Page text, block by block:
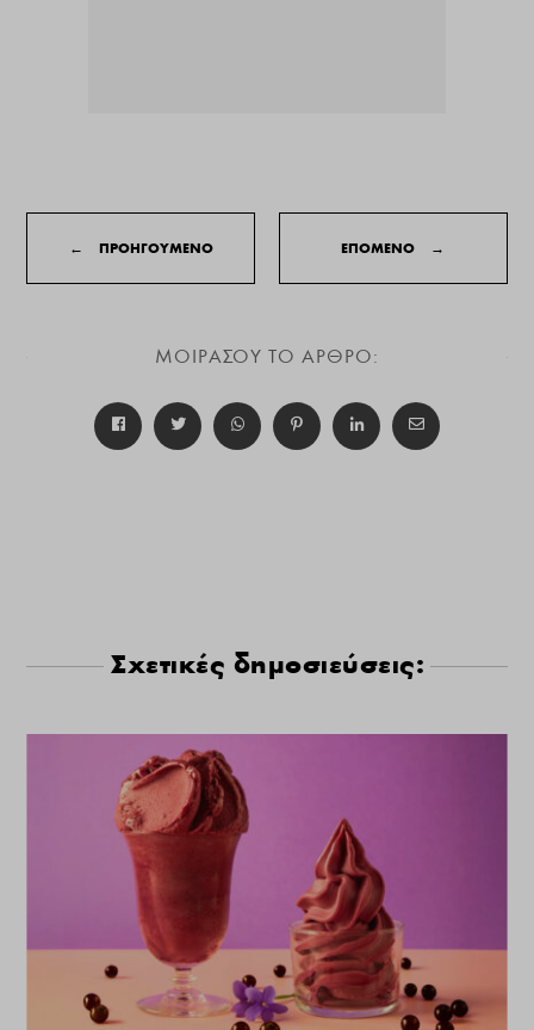
← ΠΡΟΗΓΟΥΜΕΝΟ ΕΠΟΜΕΝΟ →
ΜΟΙΡΑΣΟΥ ΤΟ ΑΡΘΡΟ:
Σχετικές δημοσιεύσεις: